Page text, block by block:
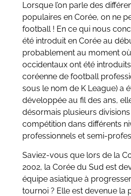
Lorsque l’on parle des
populaires en Corée, on ne
football ! En ce qui nous
été introduit en Corée au
probablement au moment
occidentaux ont été
coréenne de football
sous le nom de K League) a
développée au fil des ans,
désormais plusieurs
compétition dans différents
professionnels et semi-
Saviez-vous que lors de la
2002, la Corée du Sud est
équipe asiatique à
tournoi ? Elle est devenue la